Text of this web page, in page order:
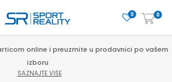
0
0
online i preuzmite u prodavnici po vašem
izboru
SAZNAJTE VIŠE